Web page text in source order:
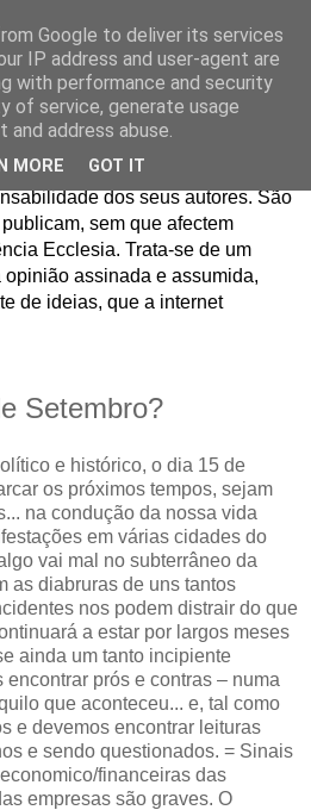
para a Agência Ecclesia com
diferentes personalidades e
o seu conteúdo é
dos seus autores. São
sem que afectem
Ecclesia. Trata-se de um
assinada e assumida,
de ideias, que a internet
Setembro?
e histórico, o dia 15 de
os próximos tempos, sejam
na condução da nossa vida
em várias cidades do
vai mal no subterrâneo da
as diabruras de uns tantos
nos podem distrair do que
a estar por largos meses
ainda um tanto incipiente
prós e contras – numa
que aconteceu... e, tal como
e devemos encontrar leituras
e sendo questionados. = Sinais
financeiras das
empresas são graves. O
Google to deliver its services
IP address and user-agent are
with performance and security
of service, generate usage
address abuse.
MORE GOT IT